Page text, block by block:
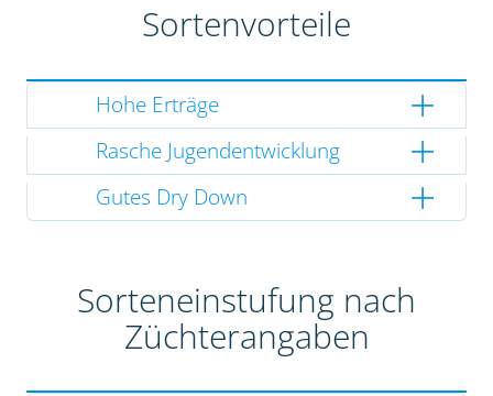
Sortenvorteile
Hohe Erträge
Rasche Jugendentwicklung
Gutes Dry Down
Sorteneinstufung nach
Züchterangaben